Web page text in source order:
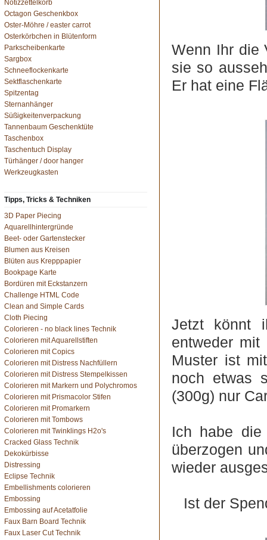
Notizzettelkorb
Octagon Geschenkbox
Oster-Möhre / easter carrot
Osterkörbchen in Blütenform
Parkscheibenkarte
Sargbox
Schneeflockenkarte
Sektflaschenkarte
Spitzentag
Sternanhänger
Süßigkeitenverpackung
Tannenbaum Geschenktüte
Taschenbox
Taschentuch Display
Türhänger / door hanger
Werkzeugkasten
Tipps, Tricks & Techniken
3D Paper Piecing
Aquarellhintergründe
Beet- oder Gartenstecker
Blumen aus Kreisen
Blüten aus Krepppapier
Bookpage Karte
Bordüren mit Eckstanzern
Challenge HTML Code
Clean and Simple Cards
Cloth Piecing
Colorieren - no black lines Technik
Colorieren mit Aquarellstiften
Colorieren mit Copics
Colorieren mit Distress Nachfüllern
Colorieren mit Distress Stempelkissen
Colorieren mit Markern und Polychromos
Colorieren mit Prismacolor Stifen
Colorieren mit Promarkern
Colorieren mit Tombows
Colorieren mit Twinklings H2o's
Cracked Glass Technik
Dekokürbisse
Distressing
Eclipse Technik
Embellishments colorieren
Embossing
Embossing auf Acetatfolie
Faux Barn Board Technik
Faux Laser Cut Technik
Wenn Ihr die
sie so
Er hat eine
Jetzt könnt
entweder mit
Muster ist
noch etwas
(300g) nur
Ich habe die
überzogen
wieder
Ist der